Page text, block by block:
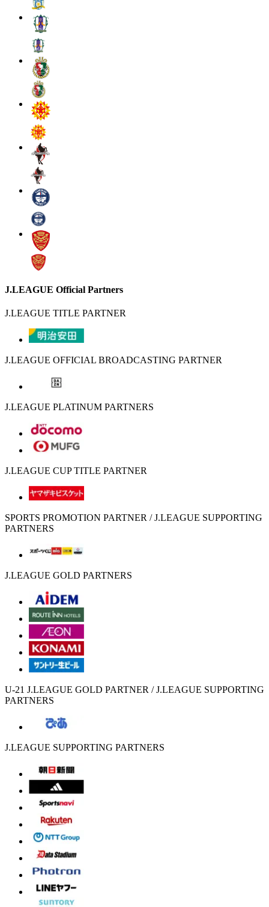
J.LEAGUE Official Partners
J.LEAGUE TITLE PARTNER
J.LEAGUE OFFICIAL BROADCASTING PARTNER
J.LEAGUE PLATINUM PARTNERS
J.LEAGUE CUP TITLE PARTNER
SPORTS PROMOTION PARTNER / J.LEAGUE SUPPORTING
PARTNERS
J.LEAGUE GOLD PARTNERS
U-21 J.LEAGUE GOLD PARTNER / J.LEAGUE SUPPORTING
PARTNERS
J.LEAGUE SUPPORTING PARTNERS